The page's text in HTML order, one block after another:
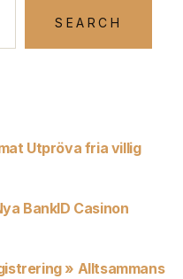
SEARCH
Utpröva fria villig
BankID Casinon
» Alltsammans